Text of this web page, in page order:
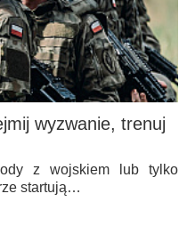
wyzwanie, trenuj
z wojskiem lub tylko
startują…